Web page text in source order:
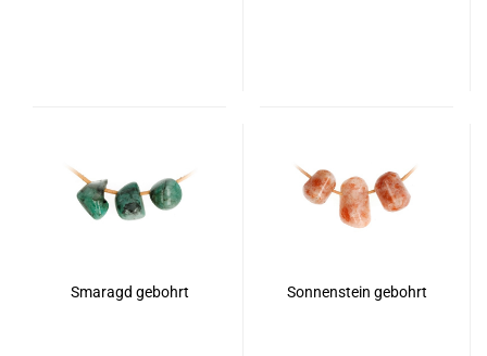
Smaragd gebohrt Sonnenstein gebohrt